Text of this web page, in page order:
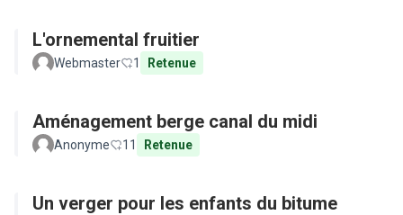
L'ornemental fruitier
Webmaster 1 Retenue
Aménagement berge canal du midi
Anonyme 11 Retenue
Un verger pour les enfants du bitume